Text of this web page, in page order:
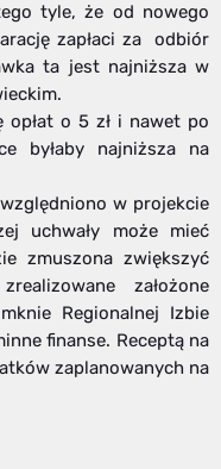
tyle, że od nowego
zapłaci za odbiór
ta jest najniższa w
opłat o 5 zł i nawet po
byłaby najniższa na
w projekcie
uchwały może mieć
zmuszona zwiększyć
założone
Regionalnej Izbie
finanse. Receptą na
zaplanowanych na